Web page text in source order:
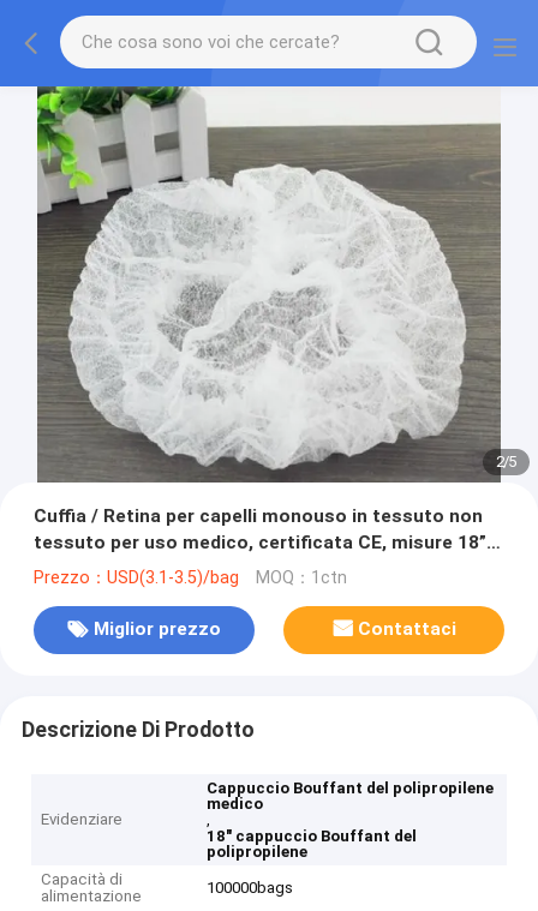
2/5
Cuffia / Retina per capelli monouso in tessuto non
tessuto per uso medico, certificata CE, misure 18”
19” 21” 24”
Prezzo：USD(3.1-3.5)/bag MOQ：1ctn
Miglior prezzo Contattaci
Descrizione Di Prodotto
Evidenziare
Cappuccio Bouffant del polipropilene
medico
,
18" cappuccio Bouffant del
polipropilene
Capacità di
alimentazione
100000bags